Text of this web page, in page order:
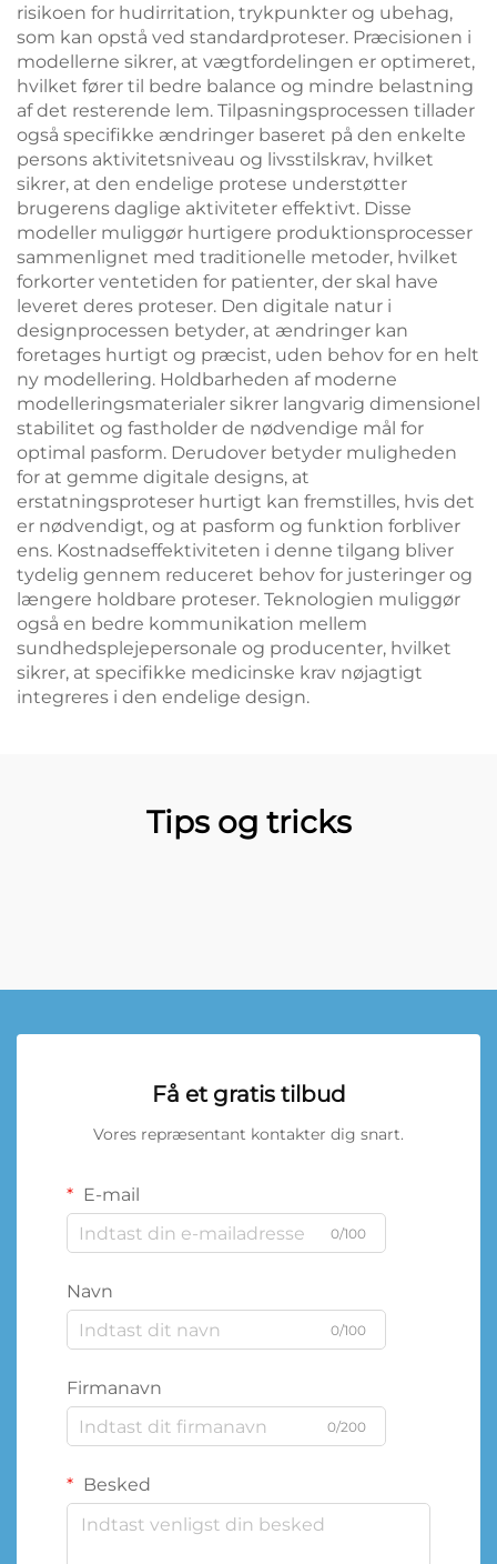
risikoen for hudirritation, trykpunkter og ubehag,
som kan opstå ved standardproteser. Præcisionen i
modellerne sikrer, at vægtfordelingen er optimeret,
hvilket fører til bedre balance og mindre belastning
af det resterende lem. Tilpasningsprocessen tillader
også specifikke ændringer baseret på den enkelte
persons aktivitetsniveau og livsstilskrav, hvilket
sikrer, at den endelige protese understøtter
brugerens daglige aktiviteter effektivt. Disse
modeller muliggør hurtigere produktionsprocesser
sammenlignet med traditionelle metoder, hvilket
forkorter ventetiden for patienter, der skal have
leveret deres proteser. Den digitale natur i
designprocessen betyder, at ændringer kan
foretages hurtigt og præcist, uden behov for en helt
ny modellering. Holdbarheden af moderne
modelleringsmaterialer sikrer langvarig dimensionel
stabilitet og fastholder de nødvendige mål for
optimal pasform. Derudover betyder muligheden
for at gemme digitale designs, at
erstatningsproteser hurtigt kan fremstilles, hvis det
er nødvendigt, og at pasform og funktion forbliver
ens. Kostnadseffektiviteten i denne tilgang bliver
tydelig gennem reduceret behov for justeringer og
længere holdbare proteser. Teknologien muliggør
også en bedre kommunikation mellem
sundhedsplejepersonale og producenter, hvilket
sikrer, at specifikke medicinske krav nøjagtigt
integreres i den endelige design.
Tips og tricks
Få et gratis tilbud
Vores repræsentant kontakter dig snart.
E-mail
0/100
Navn
0/100
Firmanavn
0/200
Besked